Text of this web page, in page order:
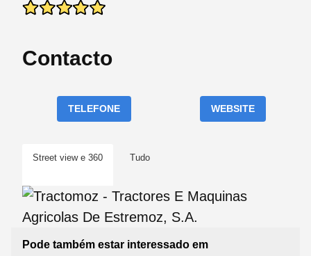
Contacto
TELEFONE WEBSITE
Street view e 360 Tudo
Pode também estar interessado em